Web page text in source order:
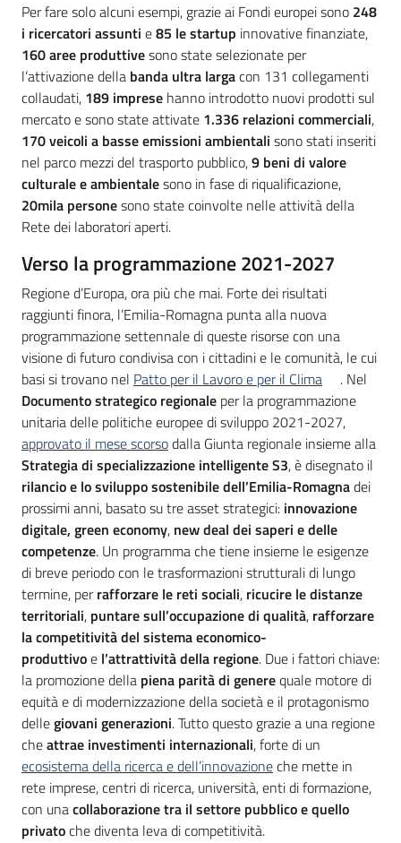
Per fare solo alcuni esempi, grazie ai Fondi europei sono 248
i ricercatori assunti e85 le startup innovative finanziate,
160 aree produttivesono state selezionate per
l’attivazione della banda ultra largacon 131 collegamenti
collaudati, 189 imprese hanno introdotto nuovi prodotti sul
mercato e sono state attivate 1.336 relazioni commerciali,
170 veicoli a basse emissioni ambientali sono stati inseriti
nel parco mezzi del trasporto pubblico,9 beni di valore
culturale e ambientalesono in fase di riqualificazione,
20mila personesono state coinvolte nelle attività della
Rete dei laboratori aperti.
Verso la programmazione 2021-2027
Regione d’Europa, ora più che mai. Forte dei risultati
raggiunti finora, l’Emilia-Romagna punta alla nuova
programmazione settennale di queste risorse con una
visione di futuro condivisa con i cittadini e le comunità, le cui
basi si trovano nel Patto per il Lavoro e per il Clima
. Nel
Documento strategico regionale per la programmazione
unitaria delle politiche europee di sviluppo 2021-2027,
approvato il mese scorsodalla Giunta regionale insieme alla
Strategia di specializzazione intelligente S3, è disegnato il
rilancio e lo sviluppo sostenibile dell’Emilia-Romagnadei
prossimi anni, basato su tre asset strategici: innovazione
digitale, green economy, new deal dei saperi e delle
competenze. Un programma che tiene insieme le esigenze
di breve periodo con le trasformazioni strutturali di lungo
termine, perrafforzare le reti sociali, ricucire le distanze
territoriali, puntare sull’occupazione di qualità, rafforzare
la competitività del sistema economico-
produttivoe l’attrattività della regione. Due i fattori chiave:
la promozione della piena parità di generequale motore di
equità e di modernizzazione della società e il protagonismo
dellegiovani generazioni. Tutto questo grazie a una regione
cheattrae investimenti internazionali, forte di un
ecosistema della ricerca e dell’innovazioneche mette in
rete imprese, centri di ricerca, università, enti di formazione,
con unacollaborazione tra il settore pubblico e quello
privatoche diventa leva di competitività.